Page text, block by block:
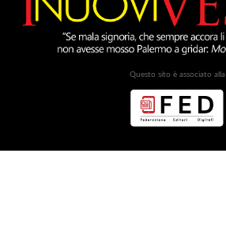
Questo sito è associato alla